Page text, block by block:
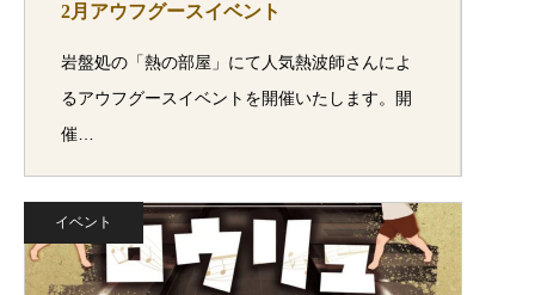
2月アウフグースイベント
岩盤処の「熱の部屋」にて人気熱波師さんによ
るアウフグースイベントを開催いたします。開
催…
イベント